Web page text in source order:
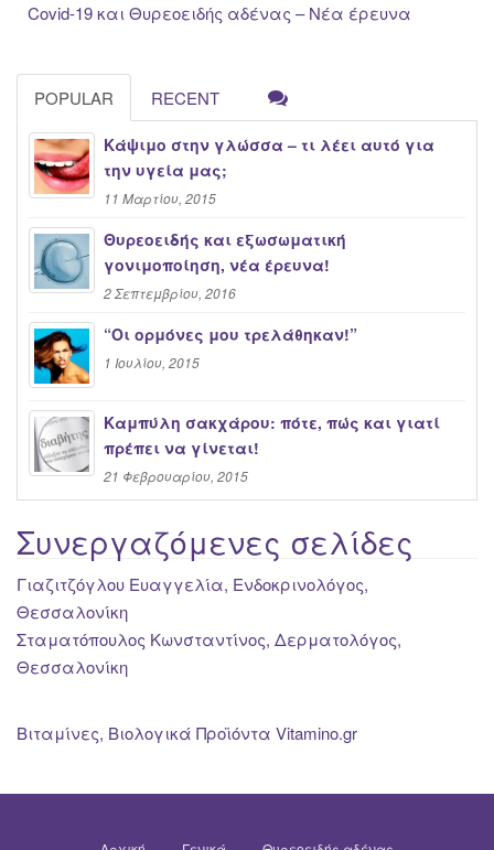
Covid-19 και Θυρεοειδής αδένας – Νέα έρευνα
POPULAR RECENT
Κάψιμο στην γλώσσα – τι λέει αυτό για
την υγεία μας;
11 Μαρτίου, 2015
Θυρεοειδής και εξωσωματική
γονιμοποίηση, νέα έρευνα!
2 Σεπτεμβρίου, 2016
“Oι ορμόνες μου τρελάθηκαν!”
1 Ιουλίου, 2015
Καμπύλη σακχάρου: πότε, πώς και γιατί
πρέπει να γίνεται!
21 Φεβρουαρίου, 2015
Συνεργαζόμενες σελίδες
Γιαζιτζόγλου Ευαγγελία, Ενδοκρινολόγος,
Θεσσαλονίκη
Σταματόπουλος Κωνσταντίνος, Δερματολόγος,
Θεσσαλονίκη
Βιταμίνες, Βιολογικά Προϊόντα Vitamino.gr